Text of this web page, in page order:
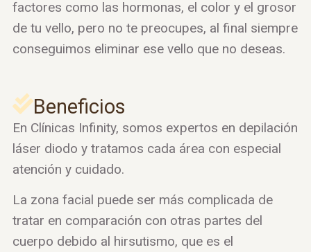
factores como las hormonas, el color y el grosor
de tu vello, pero no te preocupes, al final siempre
conseguimos eliminar ese vello que no deseas.
Beneficios
En Clínicas Infinity, somos expertos en depilación
láser diodo y tratamos cada área con especial
atención y cuidado.
La zona facial puede ser más complicada de
tratar en comparación con otras partes del
cuerpo debido al hirsutismo, que es el